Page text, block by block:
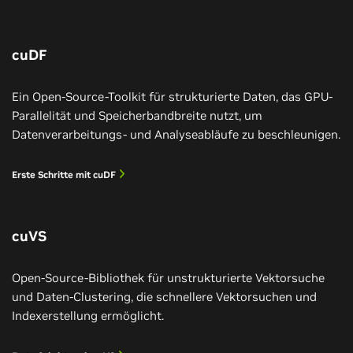
zu 6-Fache zu erhöhen.
Keynote ansehen
unter Last, die für Datenverarbeitungs-Workloads
Echtzeit-Datenstreaming-Workloads.
In Kürze verfügbar.
Mehr erfahren
cuDF
Ein Open-Source-Toolkit für strukturierte Daten, das GPU-
Parallelität und Speicherbandbreite nutzt, um
Datenverarbeitungs- und Analyseabläufe zu beschleunigen.
Erste Schritte mit cuDF
cuVS
Open-Source-Bibliothek für unstrukturierte Vektorsuche
und Daten-Clustering, die schnellere Vektorsuchen und
Indexerstellung ermöglicht.